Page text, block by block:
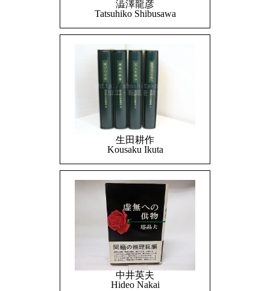
澁澤龍彦
Tatsuhiko Shibusawa
生田耕作
Kousaku Ikuta
中井英夫
Hideo Nakai